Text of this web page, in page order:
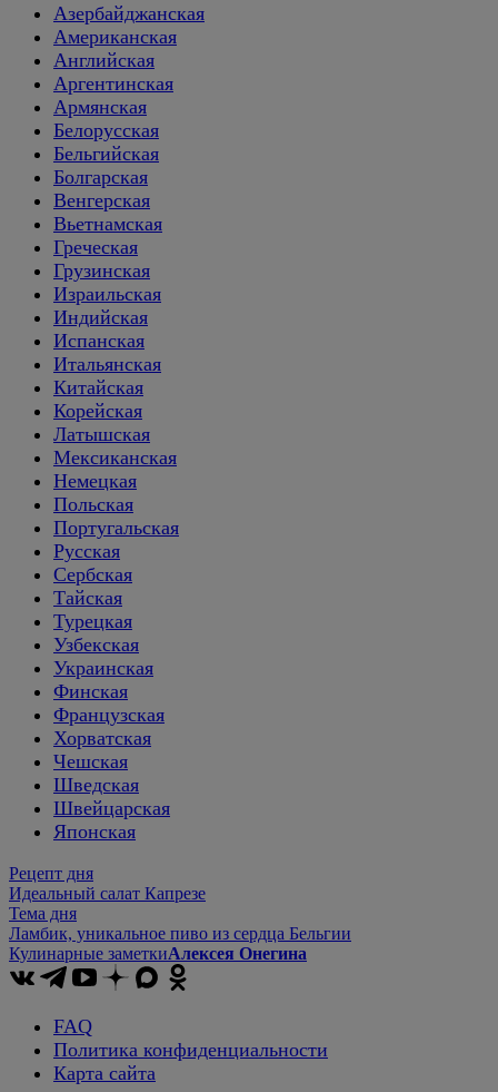
Азербайджанская
Американская
Английская
Аргентинская
Армянская
Белорусская
Бельгийская
Болгарская
Венгерская
Вьетнамская
Греческая
Грузинская
Израильская
Индийская
Испанская
Итальянская
Китайская
Корейская
Латышская
Мексиканская
Немецкая
Польская
Португальская
Русская
Сербская
Тайская
Турецкая
Узбекская
Украинская
Финская
Французская
Хорватская
Чешская
Шведская
Швейцарская
Японская
Рецепт дня
Идеальный салат Капрезе
Тема дня
Ламбик, уникальное пиво из сердца Бельгии
Кулинарные заметкиАлексея Онегина
FAQ
Политика конфиденциальности
Карта сайта